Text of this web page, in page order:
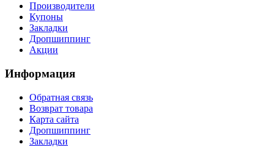
Производители
Купоны
Закладки
Дропшиппинг
Акции
Информация
Обратная связь
Возврат товара
Карта сайта
Дропшиппинг
Закладки